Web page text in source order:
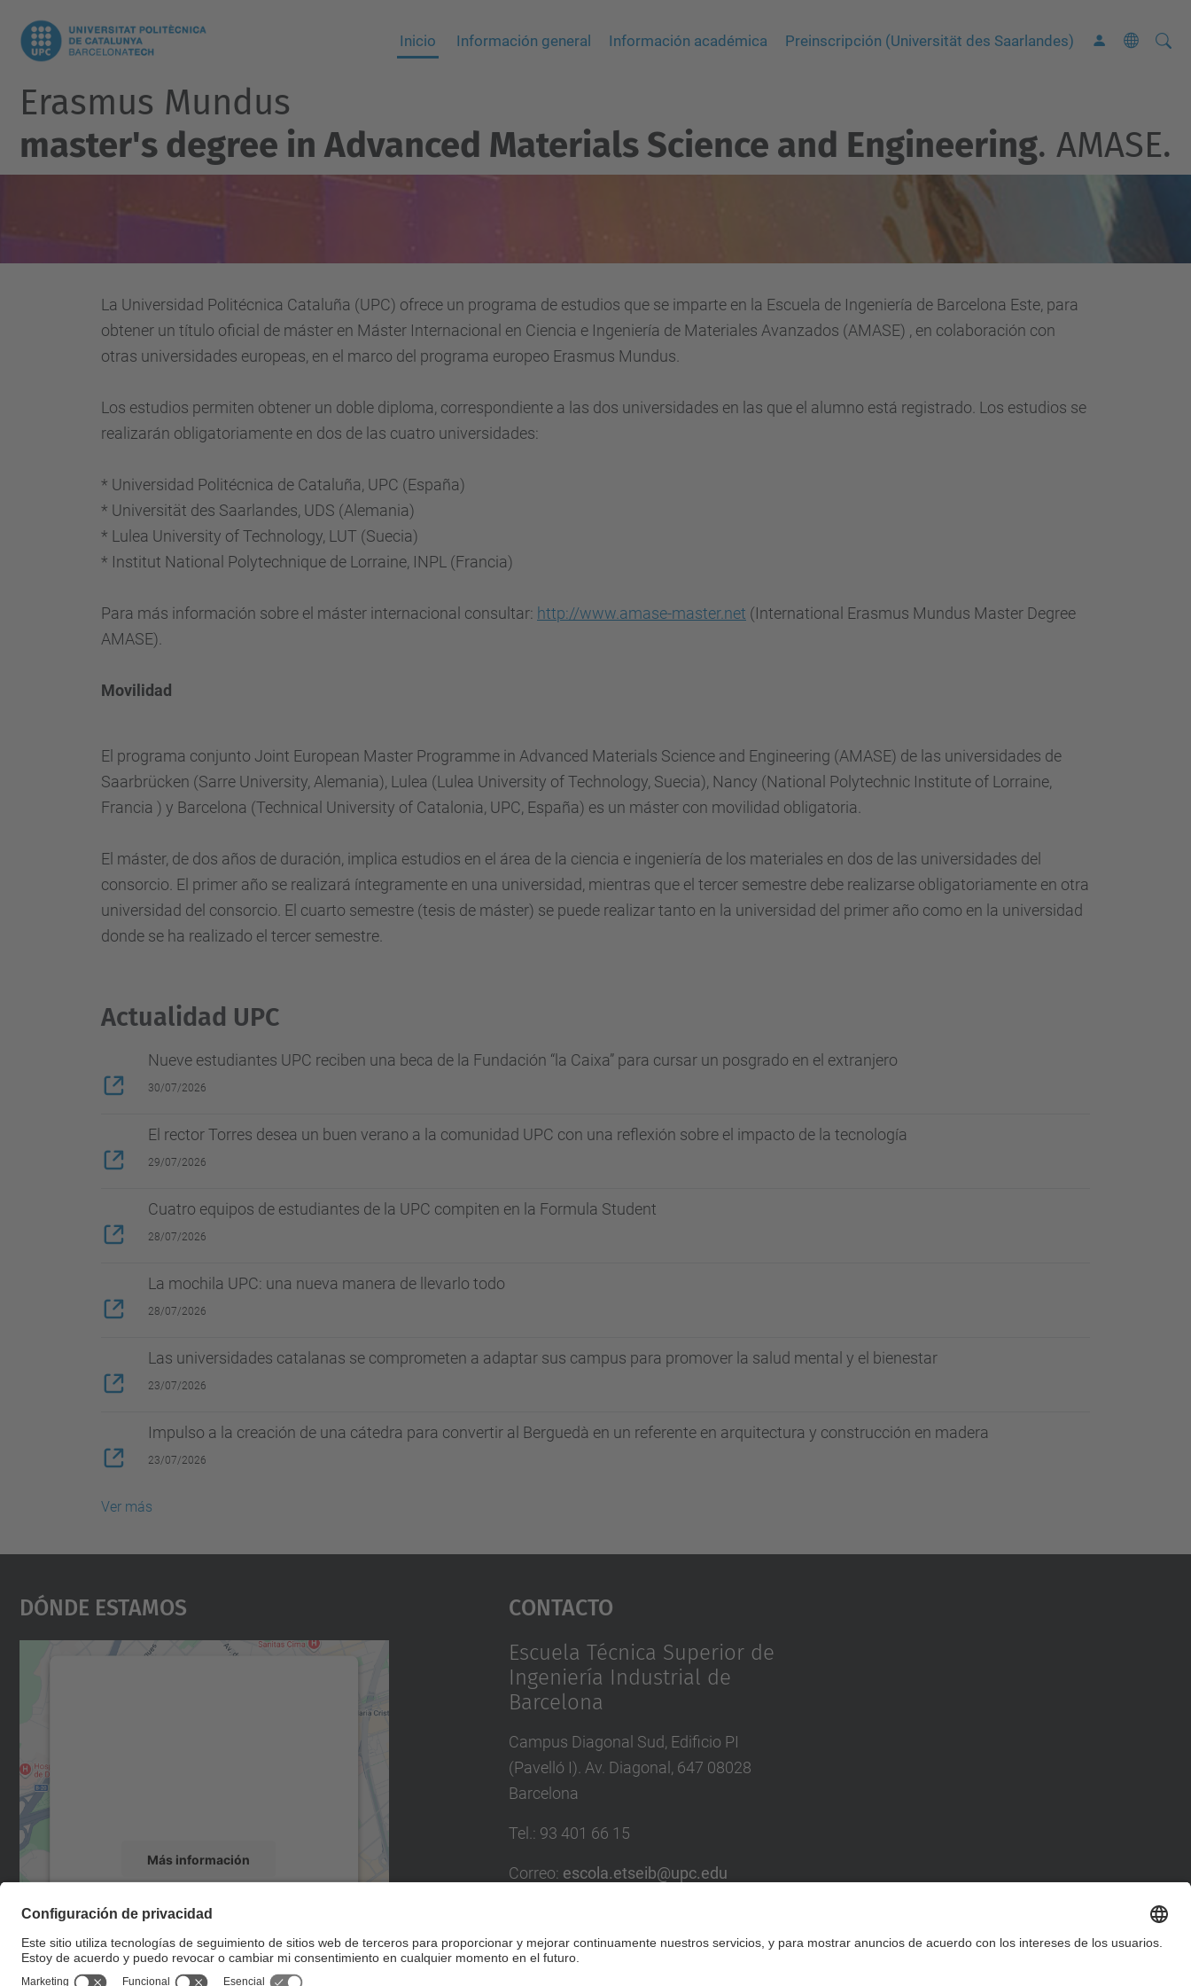
Inicio Información general Información académica Preinscripción (Universität des Saarlandes)
B
u
Erasmus Mundus
master's degree in Advanced Materials Science and Engineering. AMASE.
La Universidad Politécnica Cataluña (UPC) ofrece un programa de estudios que se imparte en la Escuela de Ingeniería de Barcelona Este, para
obtener un título oficial de máster en Máster Internacional en Ciencia e Ingeniería de Materiales Avanzados (AMASE) , en colaboración con
otras universidades europeas, en el marco del programa europeo Erasmus Mundus
Los estudios permiten obtener un doble diploma, correspondiente a las dos universidades en las que el alumno está registrado Los estudios se
realizarán obligatoriamente en dos de las cuatro universidades:
* Universidad Politécnica de Cataluña, UPC (España)
* Universität des Saarlandes, UDS (Alemania)
* Lulea University ofTechnology, LUT (Suecia)
* Institut National Polytechnique de Lorraine, INPL (Francia)
Para más información sobre el máster internacional consultar: http://www.amase-master.net (International Erasmus Mundus Master Degree
AMASE).
Movilidad
El programa conjunto Joint European Master Programme in Advanced Materials Science and Engineering (AMASE) de las universidades de
Saarbrücken (Sarre University, Alemania), Lulea (Lulea University of Technology, Suecia), Nancy (National Polytechnic Institute of Lorraine,
Francia ) y Barcelona (Technical University of Catalonia, UPC, España) es un máster con movilidad obligatoria.
El máster, de dos años de duración, implica estudios en el área de la ciencia e ingeniería de los materiales en dos de las universidades del
consorcio. El primer año se realizará íntegramente en una universidad, mientras que el tercer semestre debe realizarse obligatoriamente en otra
universidad del consorcio. El cuarto semestre (tesis de máster) se puede realizartanto en la universidad del primer año como en la universidad
donde se ha realizado el tercer semestre.
Actualidad UPC
Nueve estudiantes UPC reciben una beca de la Fundación “la Caixa” para cursar un posgrado en el extranjero
30/07/2026
El rector Torres desea un buen verano a la comunidad UPC con una reflexión sobre el impacto de la tecnología
29/07/2026
Cuatro equipos de estudiantes de la UPC compiten en la Formula Student
28/07/2026
La mochila UPC: una nueva manera de llevarlo todo
28/07/2026
Las universidades catalanas se comprometen a adaptar sus campus para promover la salud mental y el bienestar
23/07/2026
Impulso a la creación de una cátedra para convertir al Berguedà en un referente en arquitectura y construcción en madera
23/07/2026
Ver más
Dónde Estamos
Más información
Aceptar
powered by Usercentrics Consent
Management Platform
Contacto
Escuela Técnica Superior de
Ingeniería Industrial de
Barcelona
Campus Diagonal Sud, Edificio PI
(Pavelló I). Av. Diagonal, 647 08028
Barcelona
Tel. : 93 401 66 15
Correo: escola.etseib@upc.edu
Formulario de contacto